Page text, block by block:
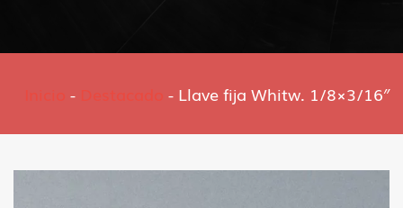
- - Llave fija Whitw. 1/8×3/16″